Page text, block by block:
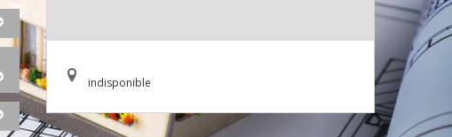
indisponible